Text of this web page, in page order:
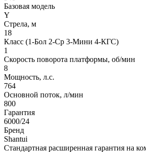
Базовая модель
Y
Стрела, м
18
Класс (1-Бол 2-Ср 3-Мини 4-КГС)
1
Скорость поворота платформы, об/мин
8
Мощность, л.с.
764
Основной поток, л/мин
800
Гарантия
6000/24
Бренд
Shantui
Стандартная расширенная гарантия на